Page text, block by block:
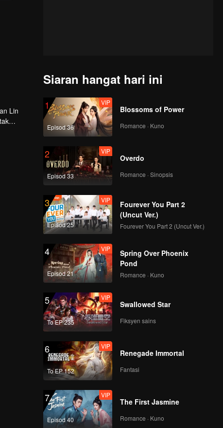
Lin
Siaran hangat hari ini
1
Episod 36
VIP
Blossoms of Power
Romance · Kuno
2
Episod 33
VIP
Overdo
Romance · Sinopsis
3
Episod 25
VIP
Fourever You Part 2
(Uncut Ver.)
Fourever You Part 2 (Uncut Ver.)
4
Episod 21
VIP
Spring Over Phoenix
Pond
Romance · Kuno
5
To EP 235
VIP
Swallowed Star
Fiksyen sains
6
To EP 152
VIP
Renegade Immortal
Fantasi
7
Episod 40
VIP
The First Jasmine
Romance · Kuno